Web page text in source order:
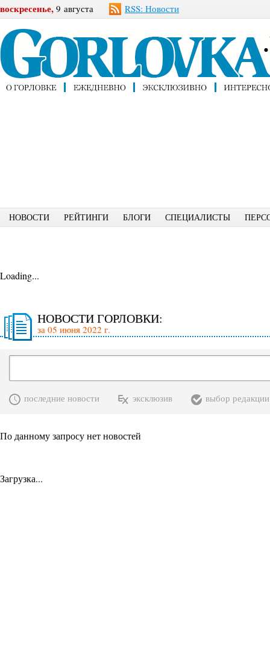
воскресенье, 9 августа RSS: Новости
НОВОСТИ РЕЙТИНГИ БЛОГИ СПЕЦИАЛИСТЫ
Loading...
НОВОСТИ ГОРЛОВКИ:
за 05 июня 2022 г.
последние новости эксклюзив выбор редакции
По данному запросу нет новостей
Загрузка...